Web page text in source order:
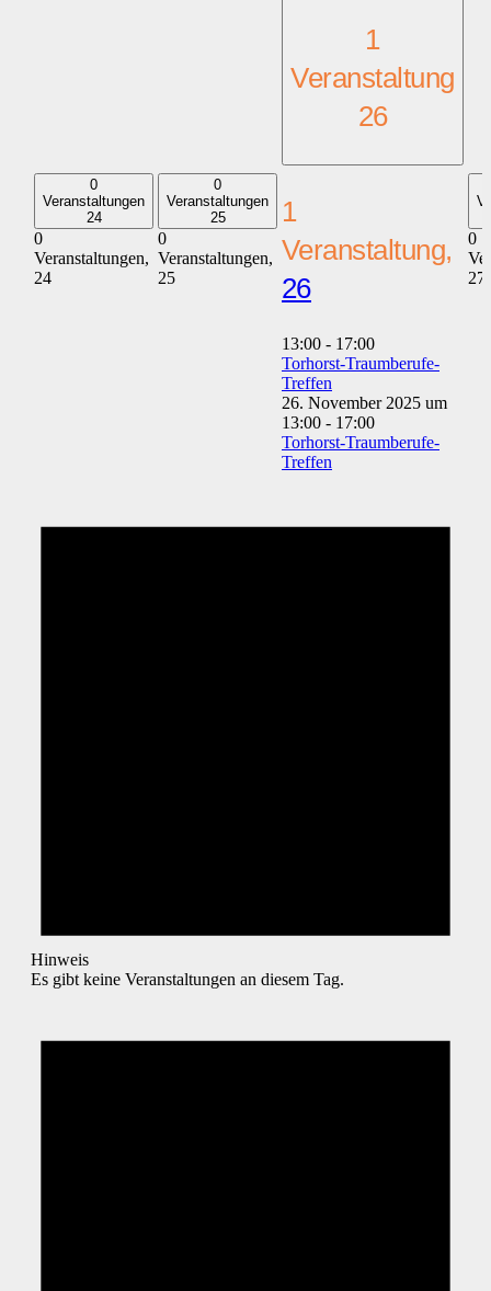
0
Veranstaltungen
24
0
Veranstaltungen,
24
0
Veranstaltungen
25
0
Veranstaltungen,
25
1
Veranstaltung
26
1
Veranstaltung,
26
13:00 - 17:00
Torhorst-Traumberufe-
Treffen
26. November 2025 um
13:00 - 17:00
Torhorst-Traumberufe-
Treffen
0
27
Hinweis
Es gibt keine Veranstaltungen an diesem Tag.